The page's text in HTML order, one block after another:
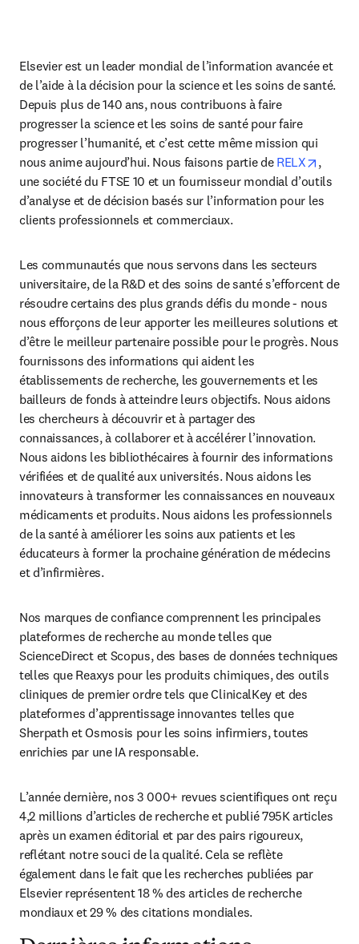
Elsevier est un leader mondial de l’information avancée et
de l’aide à la décision pour la science et les soins de santé.
Depuis plus de 140 ans, nous contribuons à faire
progresser la science et les soins de santé pour faire
progresser l’humanité, et c’est cette même mission qui
nous anime aujourd’hui. Nous faisons partie de RELX opens
,
une société du FTSE 10 et un fournisseur mondial d’outils
d’analyse et de décision basés sur l’information pour les
clients professionnels et commerciaux.
Les communautés que nous servons dans les secteurs
universitaire, de la R&D et des soins de santé s’efforcent de
résoudre certains des plus grands défis du monde - nous
nous efforçons de leur apporter les meilleures solutions et
d’être le meilleur partenaire possible pour le progrès. Nous
fournissons des informations qui aident les
établissements de recherche, les gouvernements et les
bailleurs de fonds à atteindre leurs objectifs. Nous aidons
les chercheurs à découvrir et à partager des
connaissances, à collaborer et à accélérer l’innovation.
Nous aidons les bibliothécaires à fournir des informations
vérifiées et de qualité aux universités. Nous aidons les
innovateurs à transformer les connaissances en nouveaux
médicaments et produits. Nous aidons les professionnels
de la santé à améliorer les soins aux patients et les
éducateurs à former la prochaine génération de médecins
et d’infirmières.
Nos marques de confiance comprennent les principales
plateformes de recherche au monde telles que
ScienceDirect et Scopus, des bases de données techniques
telles que Reaxys pour les produits chimiques, des outils
cliniques de premier ordre tels que ClinicalKey et des
plateformes d’apprentissage innovantes telles que
Sherpath et Osmosis pour les soins infirmiers, toutes
enrichies par une IA responsable.
L’année dernière, nos 3 000+ revues scientifiques ont reçu
4,2 millions d’articles de recherche et publié 795K articles
après un examen éditorial et par des pairs rigoureux,
reflétant notre souci de la qualité. Cela se reflète
également dans le fait que les recherches publiées par
Elsevier représentent 18 % des articles de recherche
mondiaux et 29 % des citations mondiales.